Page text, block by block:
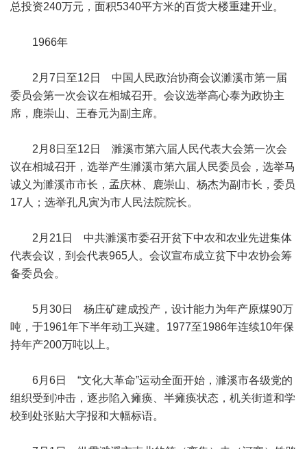
总投资240万元，面积5340平方米的百货大楼重建开业。
1966年
2月7日至12日 中国人民政治协商会议濉溪市第一届
委员会第一次会议在相城召开。会议选举高心泰为政协主
席，鹿崇山、王春元为副主席。
2月8日至12日 濉溪市第六届人民代表大会第一次会
议在相城召开，选举产生濉溪市第六届人民委员会，选举马
诚义为濉溪市市长，孟庆林、鹿崇山、杨杰为副市长，委员
17人；选举孔凡寅为市人民法院院长。
2月21日 中共濉溪市委召开贫下中农和农业先进集体
代表会议，到会代表965人。会议宣布成立贫下中农协会筹
备委员会。
5月30日 杨庄矿建成投产，设计能力为年产原煤90万
吨，于1961年下半年动工兴建。1977至1986年连续10年保
持年产200万吨以上。
6月6日 “文化大革命”运动全面开始，濉溪市各级党的
组织受到冲击，逐步陷入瘫痪、半瘫痪状态，机关街道和学
校到处张贴大字报和大幅标语。